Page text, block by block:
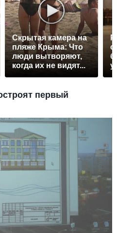
Скрытая камера на
пляже Крыма: Что
люди вытворяют,
когда их не видят...
первый